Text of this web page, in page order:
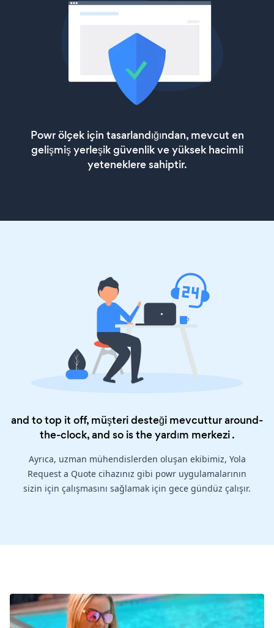
Powr ölçek için tasarlandığından, mevcut en
gelişmiş yerleşik güvenlik ve yüksek hacimli
yeteneklere sahiptir.
and to top it off, müşteri desteği mevcuttur around-
the-clock, and so is theyardım merkezi.
Ayrıca, uzman mühendislerden oluşan ekibimiz, Yola
Request a Quote cihazınız gibi powr uygulamalarının
sizin için çalışmasını sağlamak için gece gündüz çalışır.